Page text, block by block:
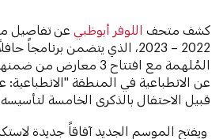
كشف متحفاللوفر أبوظبي عن تفاصيل
2022 – 2023، الذي يتضمن برنامجاً
المُلهمة مع افتتاح 3
عن الانطباعية في المنطقة "الانطباعية:
قبيل الاحتفال بالذكرى الخامسة لتأسيسه.
ويفتح الموسم الجديد آفاقاً جديدة